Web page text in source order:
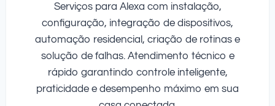
Serviços para Alexa com instalação,
configuração, integração de dispositivos,
automação residencial, criação de rotinas e
solução de falhas. Atendimento técnico e
rápido garantindo controle inteligente,
praticidade e desempenho máximo em sua